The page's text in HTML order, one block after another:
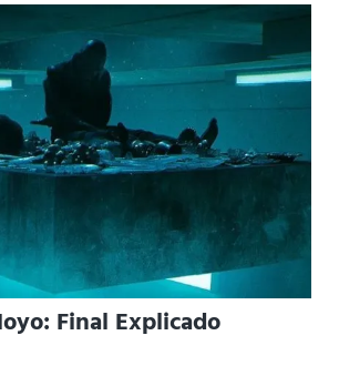
Final Explicado